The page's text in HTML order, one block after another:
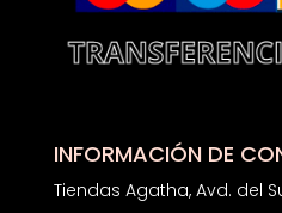
INFORMACIÓN DE
Tiendas Agatha, Avd. del